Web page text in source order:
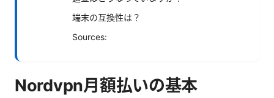
端末の互換性は？
Sources:
Nordvpn月額払いの基本